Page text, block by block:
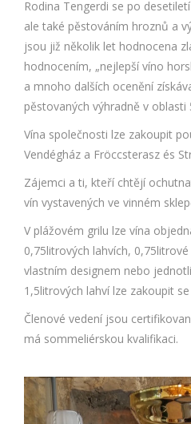
Rodina Tengerdi se po
ale také pěstováním hroznů a
jsou již několik let hodnocena
hodnocením, „nejlepší víno
a mnoho dalších ocenění
pěstovaných výhradně v oblasti
Vína společnosti lze zakoupit
Vendégház a Fröccsterasz és
Zájemci a ti, kteří chtějí
vín vystavených ve vinném
V plážovém grilu lze vína
0,75litrových lahvích,
vlastním designem nebo
1,5litrových lahví lze zakoupit
Členové vedení jsou
má sommeliérskou kvalifikaci.